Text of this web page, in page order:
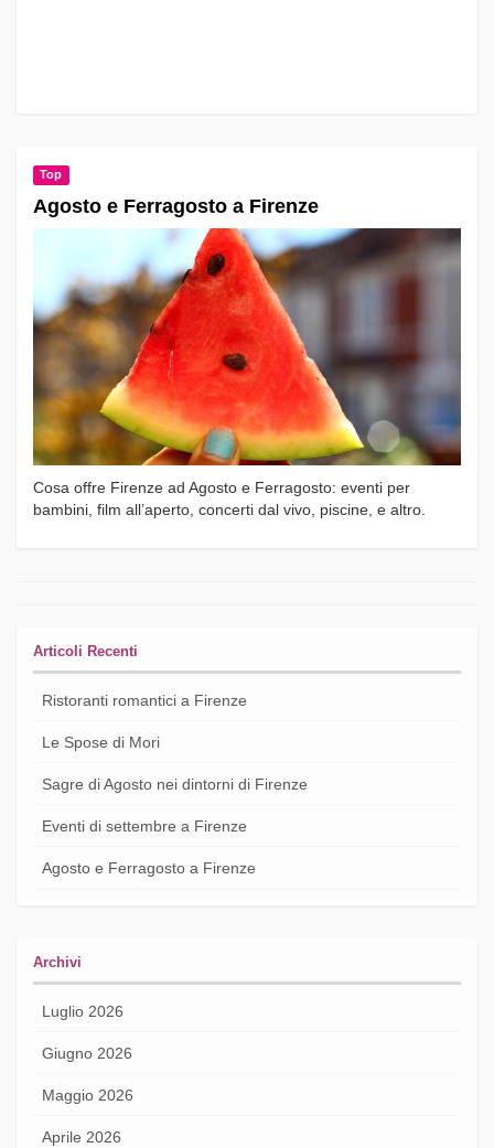
Top
Agosto e Ferragosto a Firenze
Cosa offre Firenze ad Agosto e Ferragosto: eventi per
bambini, film all’aperto, concerti dal vivo, piscine, e altro.
Articoli Recenti
Ristoranti romantici a Firenze
Le Spose di Mori
Sagre di Agosto nei dintorni di Firenze
Eventi di settembre a Firenze
Agosto e Ferragosto a Firenze
Archivi
Luglio 2026
Giugno 2026
Maggio 2026
Aprile 2026